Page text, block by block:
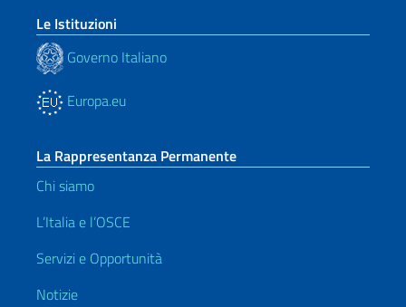
Le Istituzioni
Governo Italiano
Europa.eu
La Rappresentanza Permanente
Chi siamo
L’Italia e l’OSCE
Servizi e Opportunità
Notizie